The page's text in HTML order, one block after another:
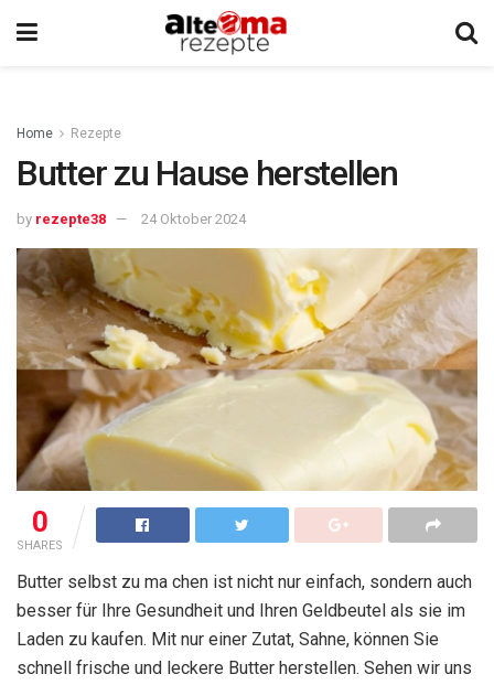
Home Rezepte
Butter zu Hause herstellen
by rezepte38 24 Oktober 2024
0
SHARES
Butter selbst zu ma chen ist nicht nur einfach, sondern auch
besser für Ihre Gesundheit und Ihren Geldbeutel als sie im
Laden zu kaufen. Mit nur einer Zutat, Sahne, können Sie
schnell frische und leckere Butter herstellen. Sehen wir uns